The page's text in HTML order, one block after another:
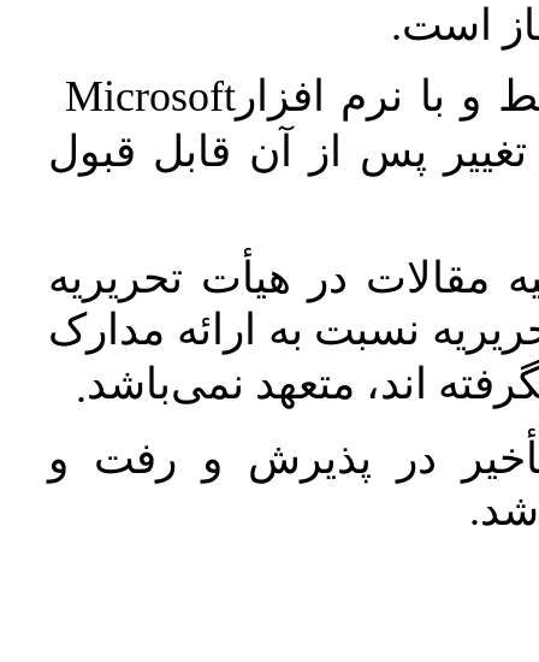
است.
و با نرم افزارMicrosoft
پس از آن قابل قبول
مقالات در هیأت تحریریه
نسبت به ارائه مدارک
اند، متعهد نمی‌باشد.
در پذیرش و رفت و
شد.